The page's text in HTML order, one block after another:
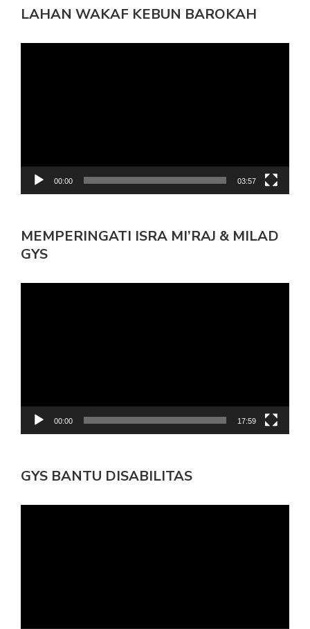
LAHAN WAKAF KEBUN BAROKAH
00:00 03:57
MEMPERINGATI ISRA MI’RAJ & MILAD
GYS
00:00 17:59
GYS BANTU DISABILITAS